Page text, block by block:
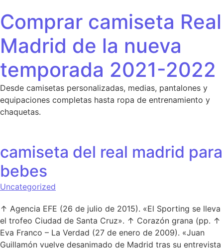
Comprar camiseta Real
Madrid de la nueva
temporada 2021-2022
Desde camisetas personalizadas, medias, pantalones y
equipaciones completas hasta ropa de entrenamiento y
chaquetas.
camiseta del real madrid para
bebes
Uncategorized
↑ Agencia EFE (26 de julio de 2015). «El Sporting se lleva
el trofeo Ciudad de Santa Cruz». ↑ Corazón grana (pp. ↑
Eva Franco – La Verdad (27 de enero de 2009). «Juan
Guillamón vuelve desanimado de Madrid tras su entrevista